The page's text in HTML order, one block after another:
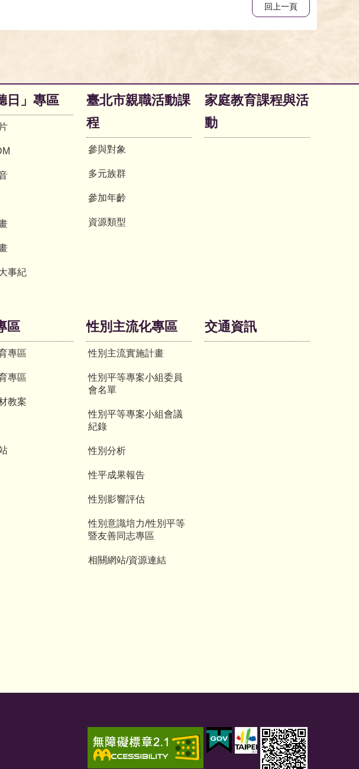
回上一頁
日」專區
事紀
臺北市親職活動課
程
參與對象
多元族群
參加年齡
資源類型
家庭教育課程與活
動
區
專區
專區
教案
性別主流化專區
性別主流實施計畫
性別平等專案小組委員
會名單
性別平等專案小組會議
紀錄
性別分析
性平成果報告
性別影響評估
性別意識培力/性別平等
暨友善同志專區
相關網站/資源連結
交通資訊